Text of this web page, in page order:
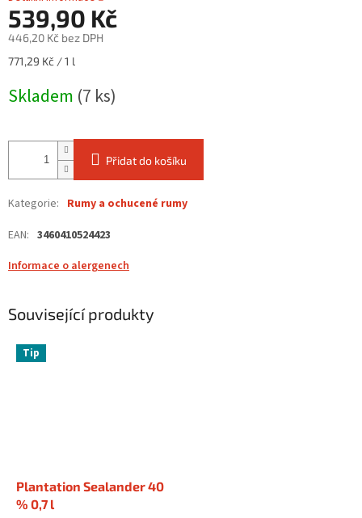
539,90 Kč
446,20 Kč bez DPH
Měrná
771,29 Kč / 1 l
Skladem (7 ks)
Přidat do košíku
Kategorie: Rumy a ochucené rumy
EAN: 3460410524423
Informace o alergenech
Související produkty
Tip
Plantation Sealander 40
% 0,7 l